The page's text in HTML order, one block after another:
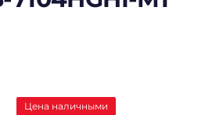
Цена наличными